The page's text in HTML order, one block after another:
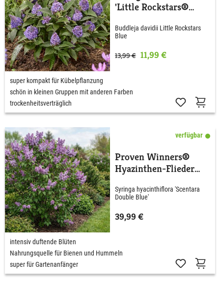
'Little Rockstars®
Buddleja davidii Little Rockstars
Blue
13,99 € 11,99 €
super kompakt für Kübelpflanzung
schön in kleinen Gruppen mit anderen Farben
trockenheitsverträglich
verfügbar
Proven Winners®
Hyazinthen-Flieder
Blue'
Syringa hyacinthiflora 'Scentara
Double Blue'
39,99 €
intensiv duftende Blüten
Nahrungsquelle für Bienen und Hummeln
super für Gartenanfänger